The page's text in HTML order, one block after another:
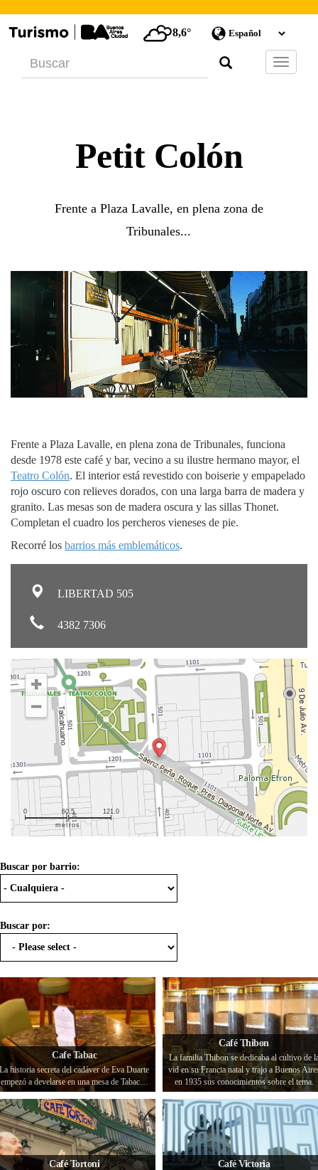
8,6°
Barra
de
Petit Colón
Frente a Plaza Lavalle, en plena zona de
Tribunales...
Frente a Plaza Lavalle, en plena zona de Tribunales, funciona
desde 1978 este café y bar, vecino a su ilustre hermano mayor, el
Teatro Colón. El interior está revestido con boiserie y empapelado
rojo oscuro con relieves dorados, con una larga barra de madera y
granito. Las mesas son de madera oscura y las sillas Thonet.
Completan el cuadro los percheros vieneses de pie.
Recorré los barrios más emblemáticos.
LIBERTAD 505
4382 7306
metros
0 60.5 121.0
Buscar por barrio:
Buscar por:
Cafe Tabac
La historia secreta del cadáver de Eva Duarte
empezó a develarse en una mesa de Tabac…
Café Thibon
La familia Thibon se dedicaba al cultivo de
vid en su Francia natal y trajo a Buenos
en 1935 sus conocimientos sobre el tema.
Café Tortoni Café Victoria